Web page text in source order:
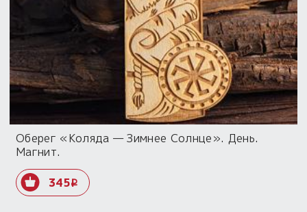
Оберег «Коляда — Зимнее Солнце». День.
Магнит.
345i